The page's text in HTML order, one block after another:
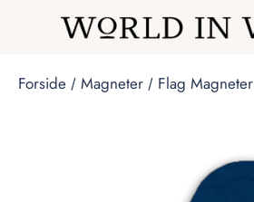
Forside / Magneter / Flag Magneter